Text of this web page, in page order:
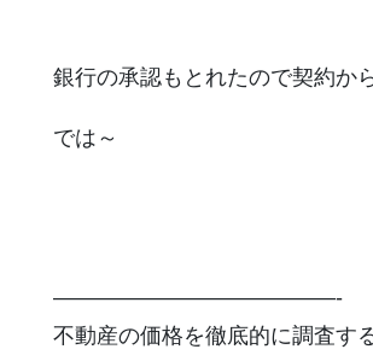
銀行の承認もとれたので契約か
では～
—————————————-
不動産の価格を徹底的に調査す